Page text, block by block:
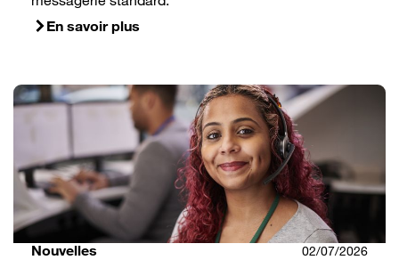
En savoir plus
Nouvelles 02/07/2026